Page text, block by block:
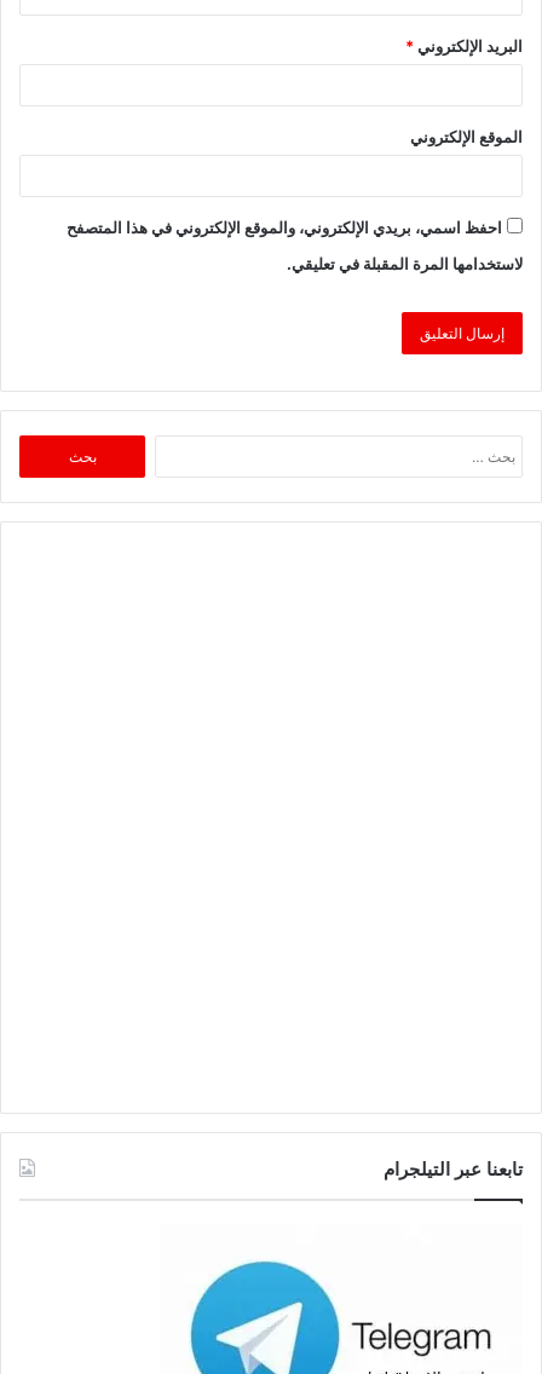
البريد الإلكتروني*
الموقع الإلكتروني
احفظ اسمي، بريدي الإلكتروني، والموقع الإلكتروني في هذا المتصفح
لاستخدامها المرة المقبلة في تعليقي.
عن:
تابعنا عبر التيلجرام